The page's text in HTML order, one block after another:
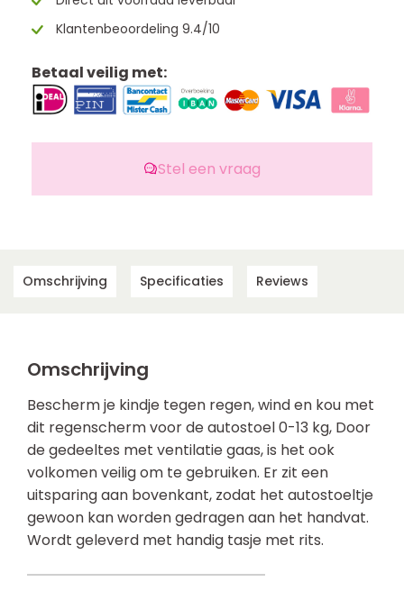
Klantenbeoordeling 9.4/10
Betaal veilig met:
Stel een vraag
Omschrijving Specificaties Reviews
Omschrijving
Bescherm je kindje tegen regen, wind en kou met
dit regenscherm voor de autostoel 0-13 kg, Door
de gedeeltes met ventilatie gaas, is het ook
volkomen veilig om te gebruiken. Er zit een
uitsparing aan bovenkant, zodat het autostoeltje
gewoon kan worden gedragen aan het handvat.
Wordt geleverd met handig tasje met rits.